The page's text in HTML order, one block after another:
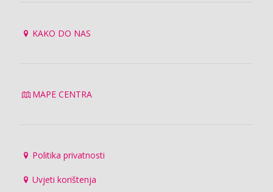
KAKO DO NAS
MAPE CENTRA
Politika privatnosti
Uvjeti korištenja